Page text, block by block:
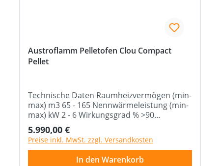
Austroflamm Pelletofen Clou Compact
Pellet
Technische Daten Raumheizvermögen (min-
max) m3 65 - 165 Nennwärmeleistung (min-
max) kW 2 - 6 Wirkungsgrad % >90
Brennstoffverbrauch (min-max) Kg/h 0,5 -
1,55 Abmessung B x T x H cm 52 x 49,9 x
103,3
Regulärer Preis:
5.990,00 €
Preise inkl. MwSt. zzgl. Versandkosten
In den Warenkorb